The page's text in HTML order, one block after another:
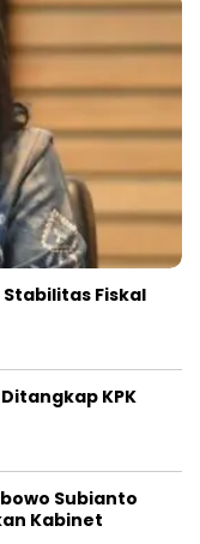
Fiskal
KPK
Subianto
Kabinet